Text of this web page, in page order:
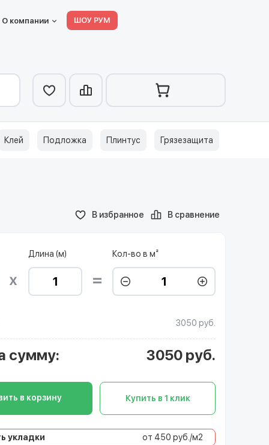
О компании ШОУ РУМ
Клей Подложка Плинтус Грязезащита
В избранное В сравнение
Длина (м) Кол-во в м²
3050 руб.
сумму: 3050 руб.
в корзину Купить в 1 клик
укладки от 450 руб./м2